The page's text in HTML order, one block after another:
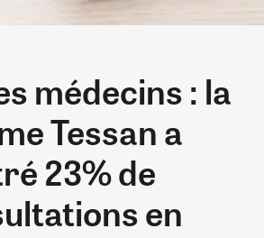
médecins : la
Tessan a
23% de
en